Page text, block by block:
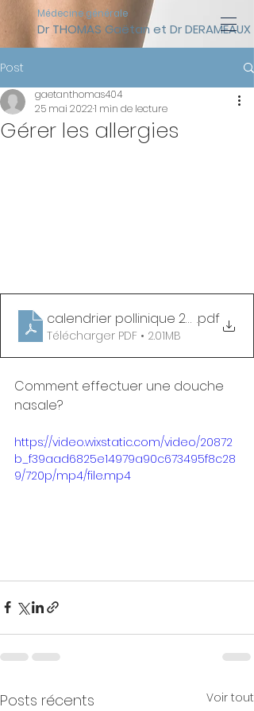
Dr THOMAS Gaëtan et Dr
Médecine générale
Post
Gérer les allergies
gaetanthomas404
25 mai 20221 min de lecture
calendrier pollinique 2022.pdf
Télécharger PDF • 2.01MB
Comment effectuer une douche
nasale?
https://video.wixstatic.com/video/20872
b_f39aad6825e14979a90c673495f8c28
9/720p/mp4/file.mp4
Posts récents Voir tout